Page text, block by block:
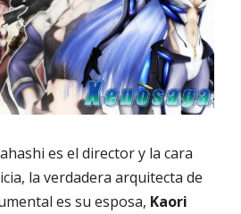
es el director y la cara
la verdadera arquitecta de
es su esposa, Kaori